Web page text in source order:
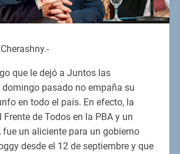
que le dejó a Juntos las
domingo pasado no empaña su
en todo el país. En efecto, la
de Todos en la PBA y un
fue un aliciente para un gobierno
desde el 12 de septiembre y que